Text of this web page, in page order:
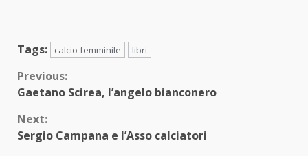
Tags: calcio femminile libri
Continue
Previous:
Gaetano Scirea, l’angelo bianconero
Next:
Sergio Campana e l’Asso calciatori